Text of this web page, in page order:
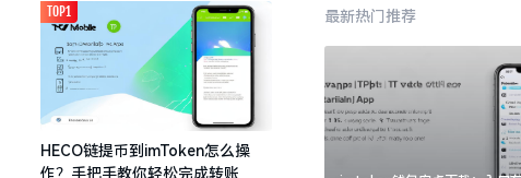
HECO链提币到imToken怎么操
作？手把手教你轻松完成转账
TOP1 最新热门推荐